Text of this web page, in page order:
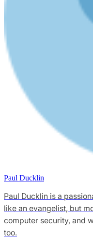
Paul Ducklin
Paul Ducklin is a
like an evangelist, but
computer security, and
too.